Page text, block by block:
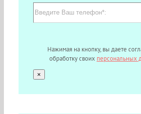
Нажимая на кнопку, вы даете
обработку своих персональных
×